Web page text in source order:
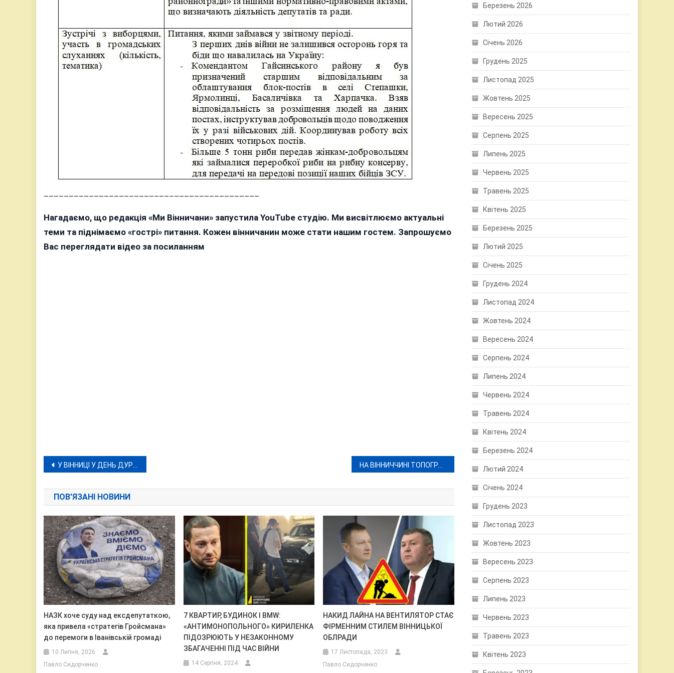
Нагадаємо, що редакція «Ми Вінничани» запустила YouTube студію. Ми висвітлюємо актуальні
теми та піднімаємо «гострі» питання. Кожен вінничанин може стати нашим гостем. Запрошуємо
Вас переглядати відео за посиланням
Навігація
записів
У ВІННИЦІ У ДЕНЬ ДУРНЯ ПРИТЯГЛИ ДО ВІДПОВІДАЛЬНОСТІ ВІДОМОГО МАЖОРА. АЛЕ ТІЛЬКИ ДО АДМІНІСТРАТИВНОЇ НА ВІННИЧЧИНІ ТОПОГРАФІЧНО ДЕГЕРОЇЗУВАЛИ «ЛЬОТЧИЦЮ» НАДІЮ САВЧЕНКО
ПОВ'ЯЗАНІ НОВИНИ
НАЗК хоче суду над ексдепутаткою,
яка привела «стратегів Гройсмана»
до перемоги в Іванівській громаді
10 Липня, 2026
Павло Сидорченко
7 КВАРТИР, БУДИНОК І ВМW:
«АНТИМОНОПОЛЬНОГО» КИРИЛЕНКА
ПІДОЗРЮЮТЬ У НЕЗАКОННОМУ
ЗБАГАЧЕННІ ПІД ЧАС ВІЙНИ
14 Серпня, 2024
НАКИД ЛАЙНА НА ВЕНТИЛЯТОР СТАЄ
ФІРМЕННИМ СТИЛЕМ ВІННИЦЬКОЇ
ОБЛРАДИ
17 Листопада, 2023
Павло Сидорченко
Березень 2026
Лютий 2026
Січень 2026
Грудень 2025
Листопад 2025
Жовтень 2025
Вересень 2025
Серпень 2025
Липень 2025
Червень 2025
Травень 2025
Квітень 2025
Березень 2025
Лютий 2025
Січень 2025
Грудень 2024
Листопад 2024
Жовтень 2024
Вересень 2024
Серпень 2024
Липень 2024
Червень 2024
Травень 2024
Квітень 2024
Березень 2024
Лютий 2024
Січень 2024
Грудень 2023
Листопад 2023
Жовтень 2023
Вересень 2023
Серпень 2023
Липень 2023
Червень 2023
Травень 2023
Квітень 2023